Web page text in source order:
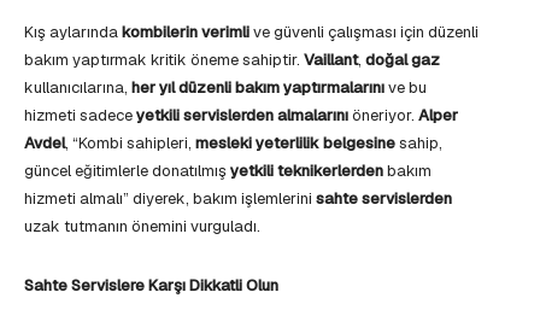
Kış aylarındakombilerin verimlive güvenli çalışması için düzenli
bakım yaptırmak kritik öneme sahiptir. Vaillant, doğal gaz
kullanıcılarına, her yıl düzenli bakım yaptırmalarınıve bu
hizmeti sadeceyetkili servislerden almalarınıöneriyor. Alper
Avdel, “Kombi sahipleri, mesleki yeterlilik belgesinesahip,
güncel eğitimlerle donatılmış yetkili teknikerlerdenbakım
hizmeti almalı” diyerek, bakım işlemlerini sahte servislerden
uzak tutmanın önemini vurguladı.
Sahte Servislere Karşı Dikkatli Olun